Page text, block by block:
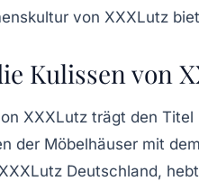
von XXXLutz
Kulissen von
XXXLutz trägt den Titel
der Möbelhäuser mit
Deutschland,